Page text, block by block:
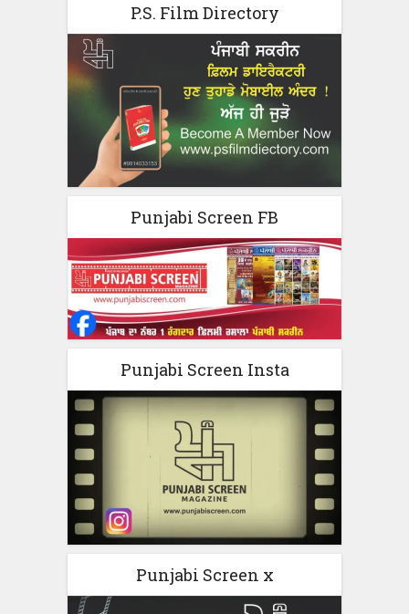
P.S. Film Directory
Punjabi Screen FB
Punjabi Screen Insta
Punjabi Screen x